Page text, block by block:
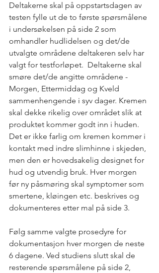
Deltakerne skal på oppstartsdagen av
testen fylle ut de to første spørsmålene
i undersøkelsen på side 2 som
omhandler hudlidelsen og det/de
utvalgte områdene deltakeren selv har
valgt for testforløpet.  Deltakerne skal
smøre det/de angitte områdene -
Morgen, Ettermiddag og Kveld
sammenhengende i syv dager. Kremen
skal dekke rikelig over området slik at
produktet kommer godt inn i huden.
Det er ikke farlig om kremen kommer i
kontakt med indre slimhinne i skjeden,
men den er hovedsakelig designet for
hud og utvendig bruk. Hver morgen
før ny påsmøring skal symptomer som
smertene, kløingen etc. beskrives og
dokumenteres etter mal på side 3.
Følg samme valgte prosedyre for
dokumentasjon hver morgen de neste
6 dagene. Ved studiens slutt skal de
resterende spørsmålene på side 2,